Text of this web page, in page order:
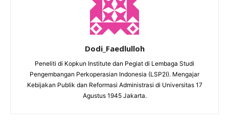
Dodi_Faedlulloh
Peneliti di Kopkun Institute dan Pegiat di Lembaga Studi
Pengembangan Perkoperasian Indonesia (LSP2I). Mengajar
Kebijakan Publik dan Reformasi Administrasi di Universitas 17
Agustus 1945 Jakarta.